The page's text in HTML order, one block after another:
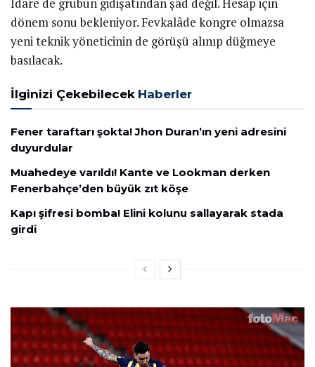
dönem sonu bekleniyor. Fevkalâde kongre olmazsa
yeni teknik yöneticinin de görüşü alınıp düğmeye
basılacak.
İlginizi Çekebilecek Haberler
Fener taraftarı şokta! Jhon Duran’ın yeni adresini
duyurdular
Muahedeye varıldı! Kante ve Lookman derken
Fenerbahçe’den büyük zıt köşe
Kapı şifresi bomba! Elini kolunu sallayarak stada
girdi